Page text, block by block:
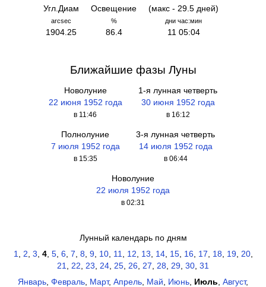
Угл.Диам
arcsec
1904.25
Освещение
%
86.4
(макс - 29.5 дней)
дни час:мин
11 05:04
Ближайшие фазы Луны
Новолуние
22 июня 1952 года
в 11:46
1-я лунная четверть
30 июня 1952 года
в 16:12
Полнолуние
7 июля 1952 года
в 15:35
3-я лунная четверть
14 июля 1952 года
в 06:44
Новолуние
22 июля 1952 года
в 02:31
Лунный календарь по дням
1, 2, 3, 4, 5, 6, 7, 8, 9, 10, 11, 12, 13, 14, 15, 16, 17, 18, 19, 20,
21, 22, 23, 24, 25, 26, 27, 28, 29, 30, 31
Январь Февраль Март, Апрель Май Июнь Июль Август,